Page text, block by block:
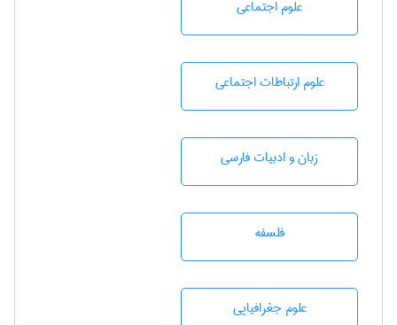
علوم اجتماعی
علوم ارتباطات اجتماعی
زبان و ادبيات فارسی
فلسفه
علوم جغرافيايی